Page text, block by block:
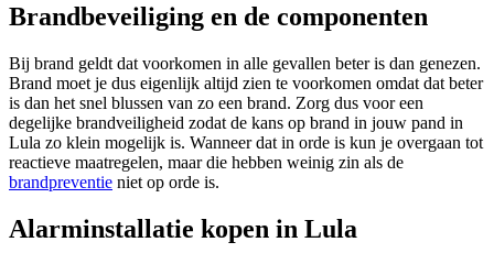
Brandbeveiliging en de componenten
Bij brand geldt dat voorkomen in alle gevallen beter is dan genezen.
Brand moet je dus eigenlijk altijd zien te voorkomen omdat dat beter
is dan het snel blussen van zo een brand. Zorg dus voor een
degelijke brandveiligheid zodat de kans op brand in jouw pand in
Lula zo klein mogelijk is. Wanneer dat in orde is kun je overgaan tot
reactieve maatregelen, maar die hebben weinig zin als de
brandpreventie niet op orde is.
Alarminstallatie kopen in Lula